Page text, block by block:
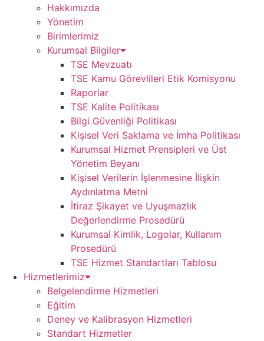
Hakkımızda
Yönetim
Birimlerimiz
Kurumsal Bilgiler
TSE Mevzuatı
TSE Kamu Görevlileri Etik Komisyonu
Raporlar
TSE Kalite Politikası
Bilgi Güvenliği Politikası
Kişisel Veri Saklama ve İmha Politikası
Kurumsal Hizmet Prensipleri ve Üst
Yönetim Beyanı
Kişisel Verilerin İşlenmesine İlişkin
Aydınlatma Metni
İtiraz Şikayet ve Uyuşmazlık
Değerlendirme Prosedürü
Kurumsal Kimlik, Logolar, Kullanım
Prosedürü
TSE Hizmet Standartları Tablosu
Hizmetlerimiz
Belgelendirme Hizmetleri
Eğitim
Deney ve Kalibrasyon Hizmetleri
Standart Hizmetler